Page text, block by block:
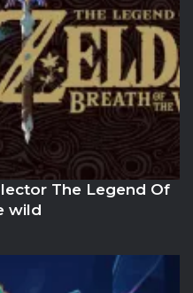
The Legend Of
wild